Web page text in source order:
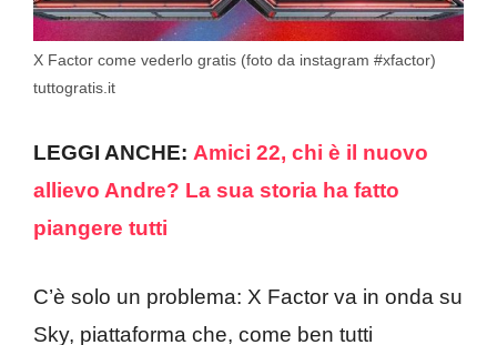
X Factor come vederlo gratis (foto da instagram #xfactor)
tuttogratis.it
LEGGI ANCHE: Amici 22, chi è il nuovo
allievo Andre? La sua storia ha fatto
piangere tutti
C’è solo un problema: X Factor va in onda su
Sky, piattaforma che, come ben tutti